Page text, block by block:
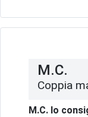
M.C.
Coppia
M.C. lo